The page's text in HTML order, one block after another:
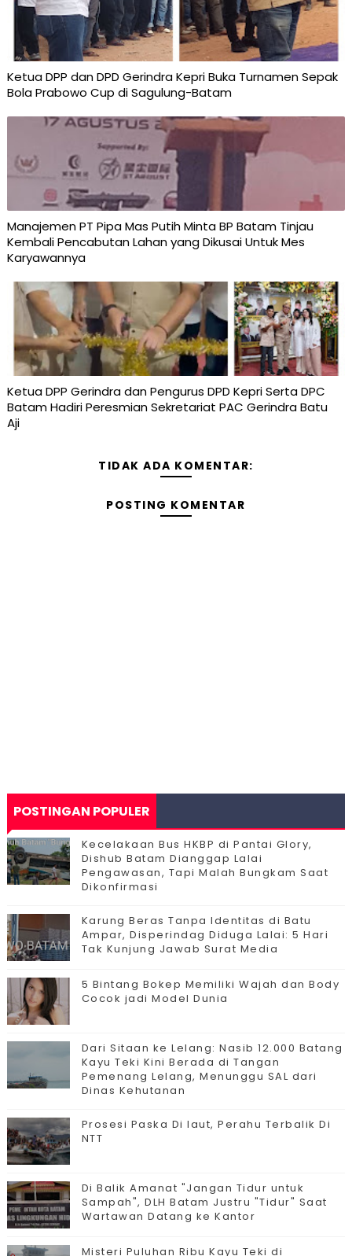
Ketua DPP dan DPD Gerindra Kepri Buka Turnamen Sepak
Bola Prabowo Cup di Sagulung-Batam
Manajemen PT Pipa Mas Putih Minta BP Batam Tinjau
Kembali Pencabutan Lahan yang Dikusai Untuk Mes
Karyawannya
Ketua DPP Gerindra dan Pengurus DPD Kepri Serta DPC
Batam Hadiri Peresmian Sekretariat PAC Gerindra Batu
Aji
TIDAK ADA KOMENTAR:
POSTING KOMENTAR
POSTINGAN POPULER
Kecelakaan Bus HKBP di Pantai Glory,
Dishub Batam Dianggap Lalai
Pengawasan, Tapi Malah Bungkam Saat
Dikonfirmasi
Karung Beras Tanpa Identitas di Batu
Ampar, Disperindag Diduga Lalai: 5 Hari
Tak Kunjung Jawab Surat Media
5 Bintang Bokep Memiliki Wajah dan Body
Cocok jadi Model Dunia
Dari Sitaan ke Lelang: Nasib 12.000 Batang
Kayu Teki Kini Berada di Tangan
Pemenang Lelang, Menunggu SAL dari
Dinas Kehutanan
Prosesi Paska Di laut, Perahu Terbalik Di
NTT
Di Balik Amanat "Jangan Tidur untuk
Sampah", DLH Batam Justru "Tidur" Saat
Wartawan Datang ke Kantor
Misteri Puluhan Ribu Kayu Teki di